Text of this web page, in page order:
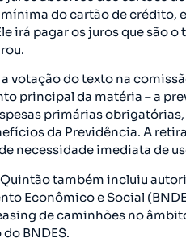
do cartão de crédito,
irá pagar os juros que são
votação do texto na
principal da matéria – a
primárias
da Previdência. A
necessidade imediata de
também incluiu
Econômico e Social
de caminhões no
BNDES.